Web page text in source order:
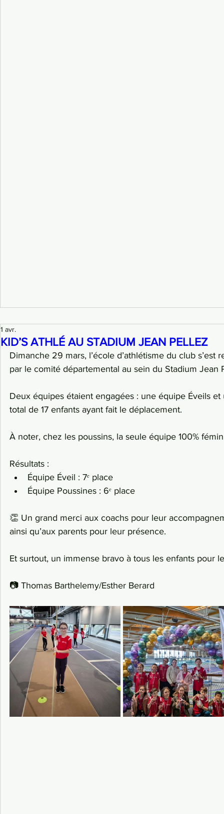
KID’S ATHLÉ AU STADIUM JEAN PELLEZ
1 avr.
Dimanche 29 mars, l’école d’athlétisme du club s’est
par le comité départemental au sein du Stadium Jean
Deux équipes étaient engagées : une équipe Éveils
total de 17 enfants ayant fait le déplacement.
À noter, chez les poussins, la seule équipe 100%
Résultats :
Équipe Éveil : 7ᵉ place
Équipe Poussines : 6ᵉ place
👏 Un grand merci aux coachs pour leur
ainsi qu’aux parents pour leur présence.
Et surtout, un immense bravo à tous les enfants pour
📷 Thomas Barthelemy/Esther Berard